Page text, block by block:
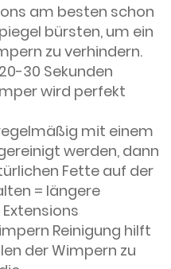
am besten schon
bürsten, um ein
zu verhindern.
30 Sekunden
wird perfekt
mit einem
werden, dann
Fette auf der
= längere
Reinigung hilft
der Wimpern zu